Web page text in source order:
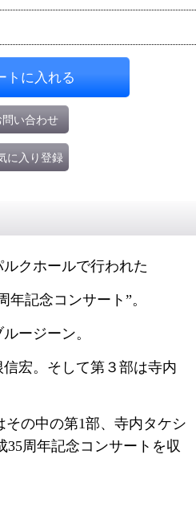
トに入れる
問い合わせ
に入り登録
ルクホールで行われた
年記念コンサート”。
ージーン。
宏。そして第３部は寺内
の中の第1部、寺内タケシ
周年記念コンサートを収